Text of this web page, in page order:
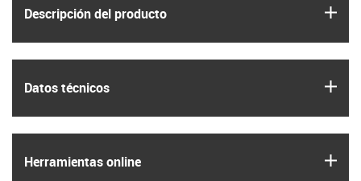
Descripción del producto
Datos técnicos
Herramientas online